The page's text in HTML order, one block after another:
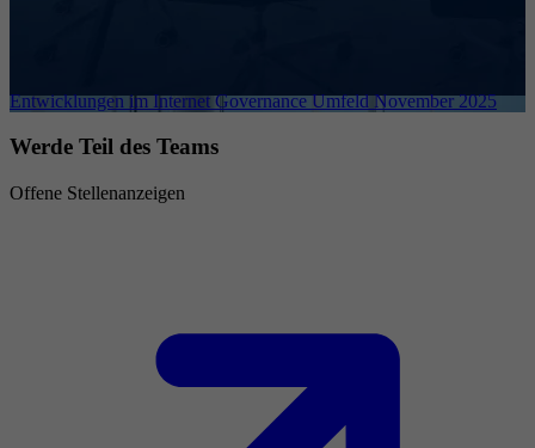
Entwicklungen im Internet Governance Umfeld November 2025
Werde Teil des Teams
Offene Stellenanzeigen